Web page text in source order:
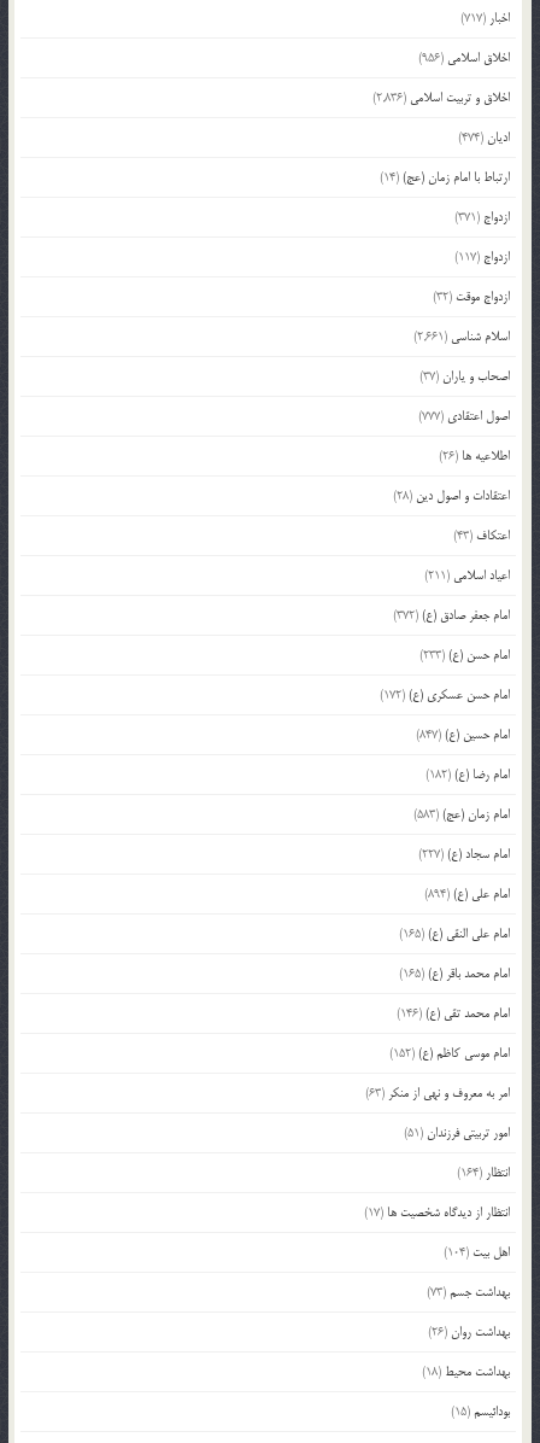
اخبار (717)
اخلاق اسلامی (956)
اخلاق و تربیت اسلامی (2,836)
ادیان(474)
ارتباط با امام زمان (عج)(14)
ازدواج (371)
ازدواج (117)
ازدواج موقت (32)
اسلام شناسی (2,661)
اصحاب و یاران(37)
اصول اعتقادی (777)
اطلاعیه ها (26)
اعتقادات و اصول دین (28)
اعتکاف (43)
اعیاد اسلامی (211)
امام جعفر صادق (ع)(372)
امام حسن (ع)(233)
امام حسن عسکری (ع)(172)
امام حسین (ع)(847)
امام رضا (ع)(182)
امام زمان (عج)(583)
امام سجاد (ع)(227)
امام علی (ع)(894)
امام علی النقی (ع)(165)
امام محمد باقر (ع)(165)
امام محمد تقی (ع)(146)
امام موسی کاظم (ع)(152)
امر به معروف و نهی از منکر (63)
امور تربیتی فرزندان(51)
انتظار (164)
انتظار از دیدگاه شخصیت ها (17)
اهل بیت (104)
بهداشت جسم(73)
بهداشت روان(26)
بهداشت محیط (18)
بودائیسم(15)